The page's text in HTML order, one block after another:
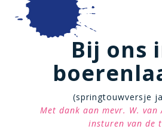
Bij ons
(springtouwversje
Met dank aan mevr. W. van
insturen van de